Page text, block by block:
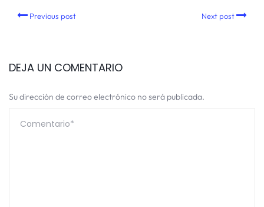
Previous post Next post
DEJA UN COMENTARIO
Su dirección de correo electrónico no será publicada.